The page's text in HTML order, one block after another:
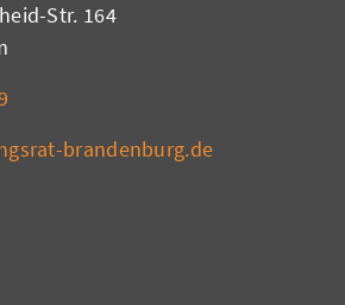
Str. 164
brandenburg.de